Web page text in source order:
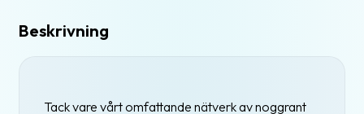
Beskrivning
Tack vare vårt omfattande nätverk av noggrant